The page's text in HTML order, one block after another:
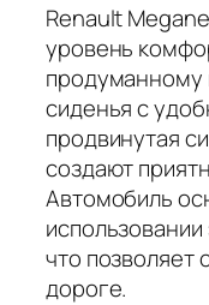
Renault
уровень
продуманному
сиденья с
продвинутая
создают
Автомобиль
что позволяет
дороге.